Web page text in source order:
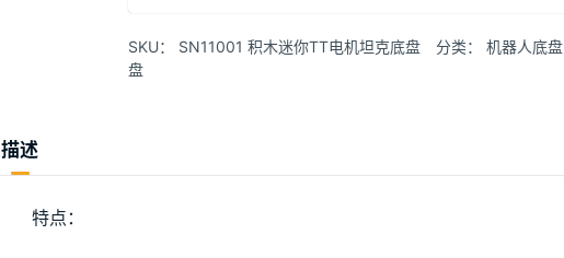
SKU： SN11001 积木迷你TT电机坦克底盘 分类： 机器人底盘
盘
描述
特点：